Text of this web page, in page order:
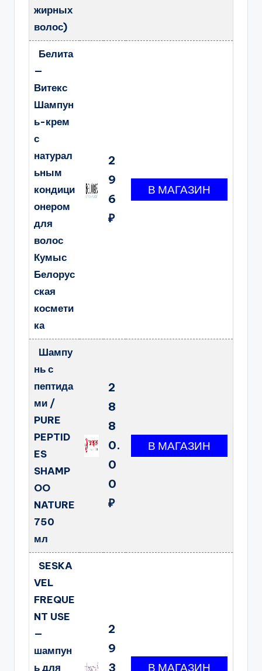
жирных
волос)
Белита
—
Витекс
Шампун
ь-крем
с
натурал
ьным
кондици
онером
для
волос
Кумыс
Белорус
ская
космети
ка
2
9
6
₽
Шампу
нь с
пептида
ми /
PURE
PEPTID
ES
SHAMP
OO
NATURE
750
мл
2
8
8
0.
0
0
₽
SESKA
VEL
FREQUE
NT USE
—
шампун
ь для
2
9
3